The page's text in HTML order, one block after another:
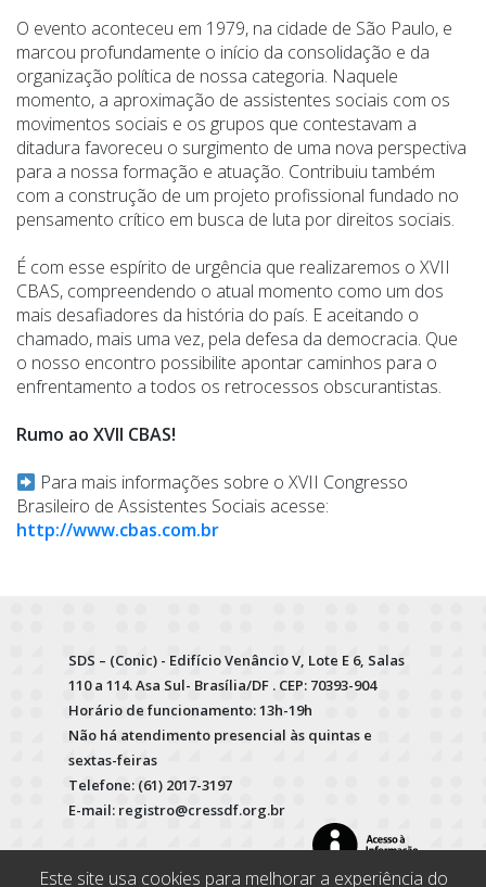
O evento aconteceu em 1979, na cidade de São Paulo, e
marcou profundamente o início da consolidação e da
organização política de nossa categoria. Naquele
momento, a aproximação de assistentes sociais com os
movimentos sociais e os grupos que contestavam a
ditadura favoreceu o surgimento de uma nova perspectiva
para a nossa formação e atuação. Contribuiu também
com a construção de um projeto profissional fundado no
pensamento crítico em busca de luta por direitos sociais.
É com esse espírito de urgência que realizaremos o XVII
CBAS, compreendendo o atual momento como um dos
mais desafiadores da história do país. E aceitando o
chamado, mais uma vez, pela defesa da democracia. Que
o nosso encontro possibilite apontar caminhos para o
enfrentamento a todos os retrocessos obscurantistas.
Rumo ao XVII CBAS!
Para mais informações sobre o XVII Congresso
Brasileiro de Assistentes Sociais acesse:
http://www.cbas.com.br
SDS – (Conic) - Edifício Venâncio V, Lote E 6, Salas
110 a 114. Asa Sul- Brasília/DF . CEP: 70393-904
Horário de funcionamento: 13h-19h
Não há atendimento presencial às quintas e
sextas-feiras
Telefone: (61) 2017-3197
E-mail: registro@cressdf.org.br
Este site usa cookies para melhorar a experiência do